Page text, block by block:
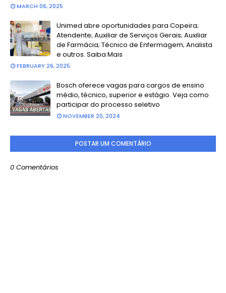
MARCH 06, 2025
Unimed abre oportunidades para Copeira;
Atendente; Auxiliar de Serviços Gerais; Auxiliar
de Farmácia; Técnico de Enfermagem; Analista
e outros. Saiba Mais
FEBRUARY 26, 2025
Bosch oferece vagas para cargos de ensino
médio, técnico, superior e estágio. Veja como
participar do processo seletivo
NOVEMBER 20, 2024
POSTAR UM COMENTÁRIO
0 Comentários